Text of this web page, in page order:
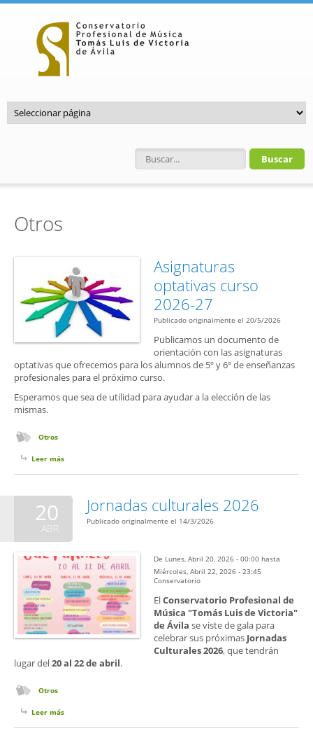
Formulario de búsqueda
Otros
Asignaturas
optativas curso
2026-27
Publicado originalmente el 20/5/2026
Publicamos un documento de
orientación con las asignaturas
optativas que ofrecemos para los alumnos de 5º y 6º de enseñanzas
profesionales para el próximo curso.
Esperamos que sea de utilidad para ayudar a la elección de las
mismas.
Otros
Leer más
20
ABR
Jornadas culturales 2026
Publicado originalmente el 14/3/2026
De Lunes, Abril 20, 2026 - 00:00 hasta
Miércoles, Abril 22, 2026 - 23:45
Conservatorio
ElConservatorio Profesional de
Música "Tomás Luis de Victoria"
de Ávila se viste de gala para
celebrar sus próximas Jornadas
Culturales 2026, que tendrán
lugar del20 al 22 de abril.
Otros
Leer más